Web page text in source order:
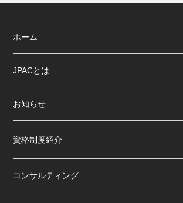
ホーム
JPACとは
お知らせ
資格制度紹介
コンサルティング